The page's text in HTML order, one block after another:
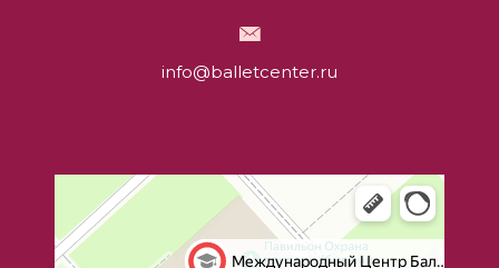
info@balletcenter.ru